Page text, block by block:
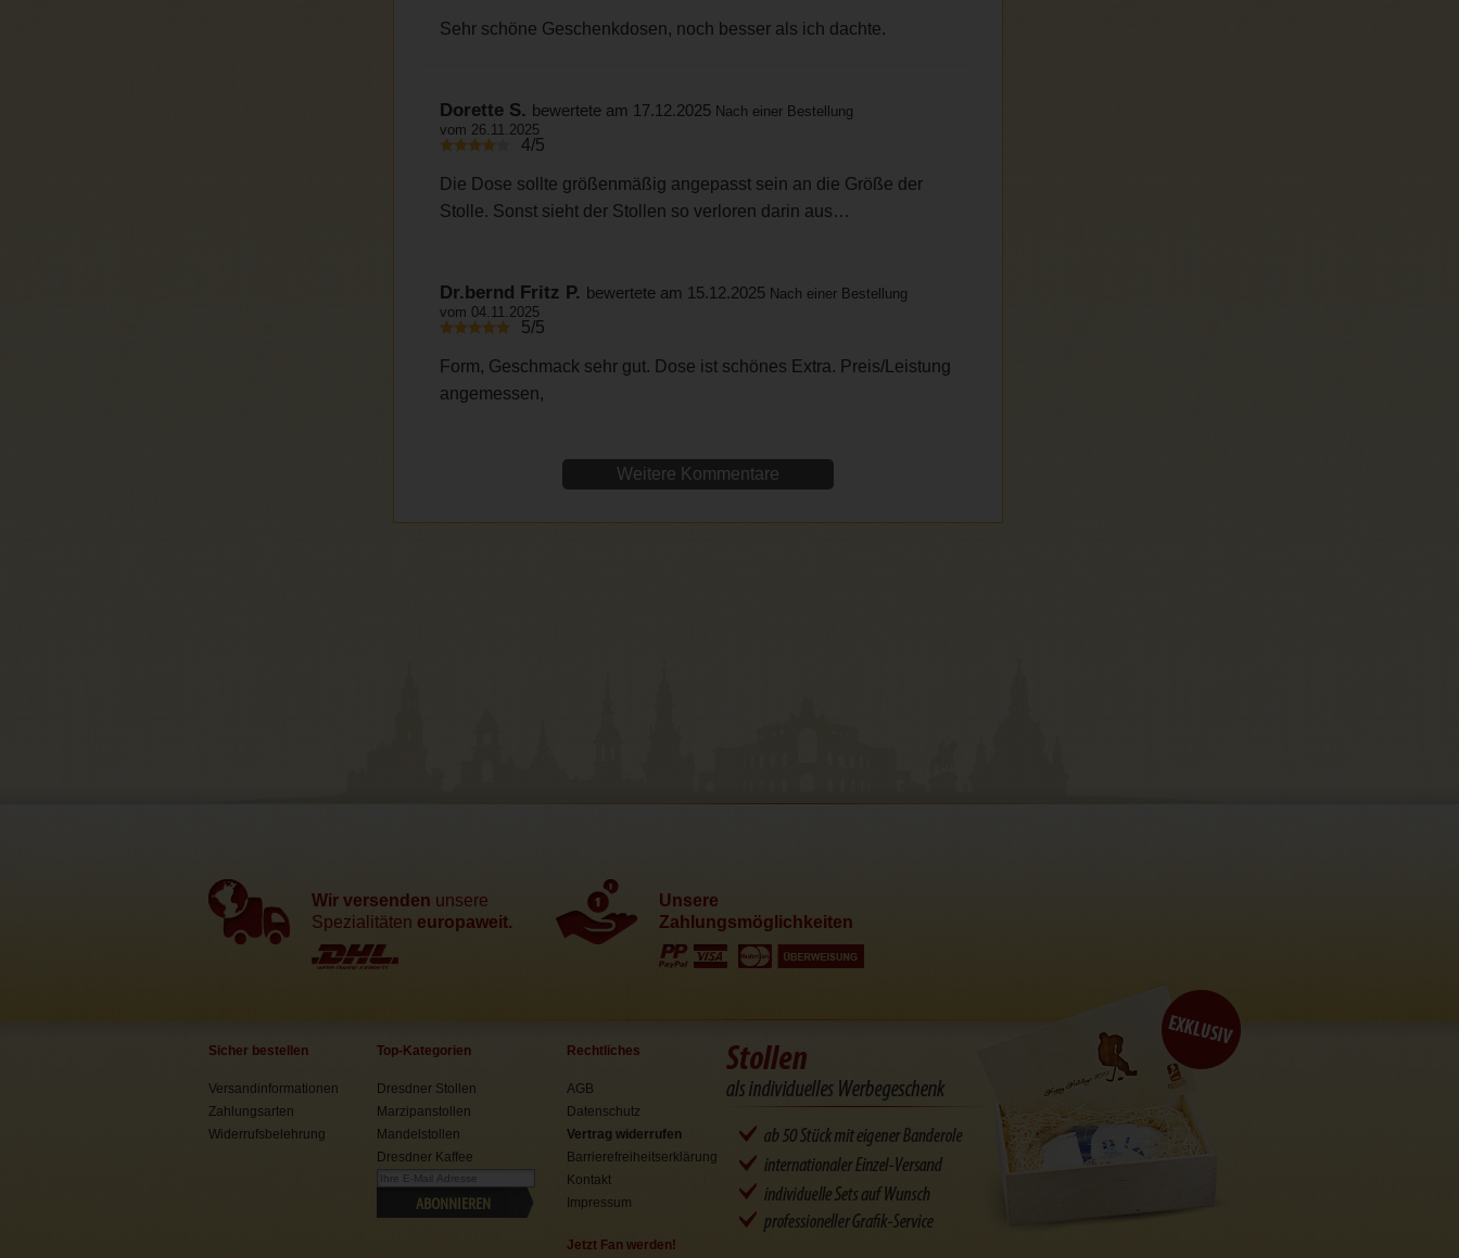
Sehr schöne Geschenkdosen, noch besser als ich dachte.
Dorette S. bewertete am 17.12.2025 Nach einer Bestellung
vom 26.11.2025
4/5
Die Dose sollte größenmäßig angepasst sein an die Größe der
Stolle. Sonst sieht der Stollen so verloren darin aus…
Dr.bernd Fritz P. bewertete am 15.12.2025 Nach einer Bestellung
vom 04.11.2025
5/5
Form, Geschmack sehr gut. Dose ist schönes Extra. Preis/Leistung
angemessen,
Weitere Kommentare
Wir versenden unsere
Spezialitäten europaweit.
Unsere
Zahlungsmöglichkeiten
Sicher bestellen
Versandinformationen
Zahlungsarten
Widerrufsbelehrung
Top-Kategorien
Dresdner Stollen
Marzipanstollen
Mandelstollen
Dresdner Kaffee
ABONNIEREN
Rechtliches
AGB
Datenschutz
Vertrag widerrufen
Barrierefreiheitserklärung
Kontakt
Impressum
Jetzt Fan werden!